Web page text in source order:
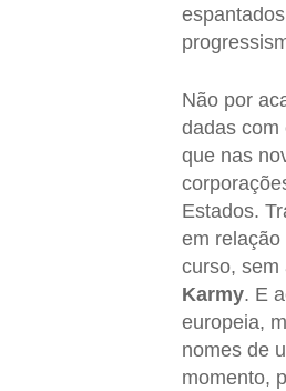
Não por
dadas com
que nas
Estados.
em
curso, sem
Karmy. E
europeia,
nomes de
momento,